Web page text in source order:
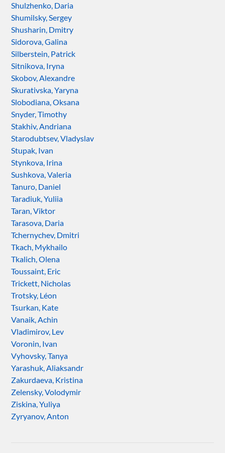
Shulzhenko, Daria
Shumilsky, Sergey
Shusharin, Dmitry
Sidorova, Galina
Silberstein, Patrick
Sitnikova, Iryna
Skobov, Alexandre
Skurativska, Yaryna
Slobodiana, Oksana
Snyder, Timothy
Stakhiv, Andriana
Starodubtsev, Vladyslav
Stupak, Ivan
Stynkova, Irina
Sushkova, Valeria
Tanuro, Daniel
Taradiuk, Yuliia
Taran, Viktor
Tarasova, Daria
Tchernychev, Dmitri
Tkach, Mykhailo
Tkalich, Olena
Toussaint, Eric
Trickett, Nicholas
Trotsky, Léon
Tsurkan, Kate
Vanaik, Achin
Vladimirov, Lev
Voronin, Ivan
Vyhovsky, Tanya
Yarashuk, Aliaksandr
Zakurdaeva, Kristina
Zelensky, Volodymir
Ziskina, Yuliya
Zyryanov, Anton